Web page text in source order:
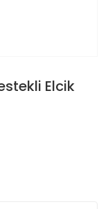
Elcik